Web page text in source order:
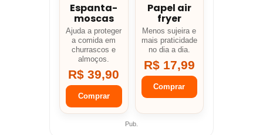
Espanta-
moscas
Ajuda a proteger
a comida em
churrascos e
almoços.
R$ 39,90
Comprar
Papel air
fryer
Menos sujeira e
mais praticidade
no dia a dia.
R$ 17,99
Comprar
Pub.